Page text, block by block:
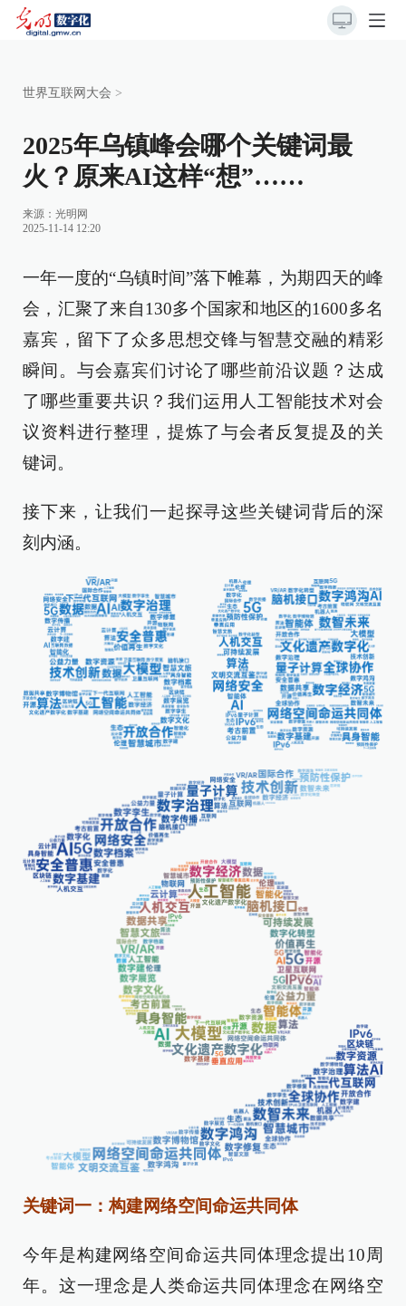
世界互联网大会 >
2025年乌镇峰会哪个关键词最
火？原来AI这样“想”……
来源： 光明网
2025-11-14 12:20
一年一度的“乌镇时间”落下帷幕，为期四天的峰
会，汇聚了来自130多个国家和地区的1600多名
嘉宾，留下了众多思想交锋与智慧交融的精彩
瞬间。与会嘉宾们讨论了哪些前沿议题？达成
了哪些重要共识？我们运用人工智能技术对会
议资料进行整理，提炼了与会者反复提及的关
键词。
接下来，让我们一起探寻这些关键词背后的深
刻内涵。
关键词一：构建网络空间命运共同体
今年是构建网络空间命运共同体理念提出10周
年。这一理念是人类命运共同体理念在网络空